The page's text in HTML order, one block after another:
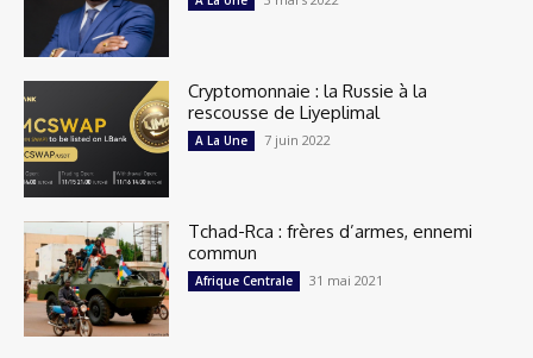
Cryptomonnaie : la Russie à la
rescousse de Liyeplimal
A La Une 7 juin 2022
Tchad-Rca : frères d’armes, ennemi
commun
Afrique Centrale 31 mai 2021